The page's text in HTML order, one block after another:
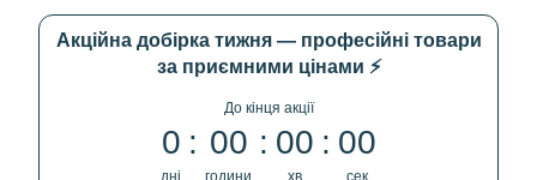
Акційна добірка тижня — професійні товари
за приємними цінами ⚡
До кінця акції
0
дні
00
години
00
хв
00
сек